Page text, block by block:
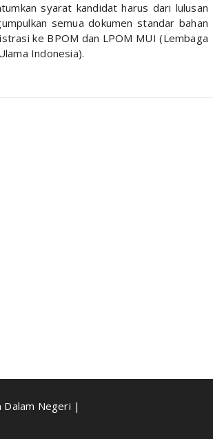
syarat kandidat harus dari lulusan
semua dokumen standar bahan
ke BPOM dan LPOM MUI (Lembaga
Indonesia).
Dalam Negeri |